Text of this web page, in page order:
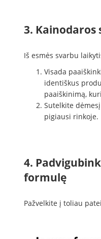
3. Kainodaros
Iš esmės svarbu
Visada
identiškus
paaiškinimą,
Sutelkite
pigiausi rinkoje.
4.
formulę
Pažvelkite į toliau